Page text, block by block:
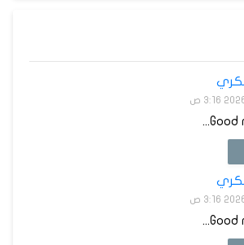
Good
Good